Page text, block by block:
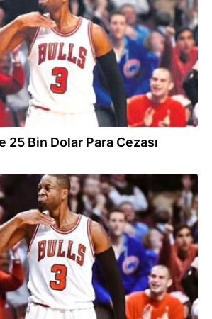
25 Bin Dolar Para Cezası